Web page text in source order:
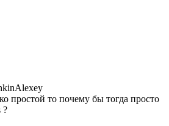
простой то почему бы тогда просто
?